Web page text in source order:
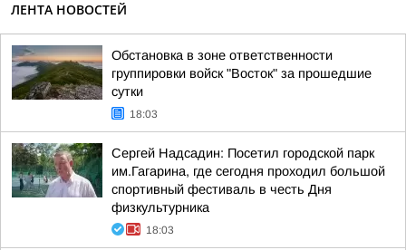
ЛЕНТА НОВОСТЕЙ
Обстановка в зоне ответственности
группировки войск "Восток" за прошедшие
сутки
18:03
Сергей Надсадин: Посетил городской парк
им.Гагарина, где сегодня проходил большой
спортивный фестиваль в честь Дня
физкультурника
18:03